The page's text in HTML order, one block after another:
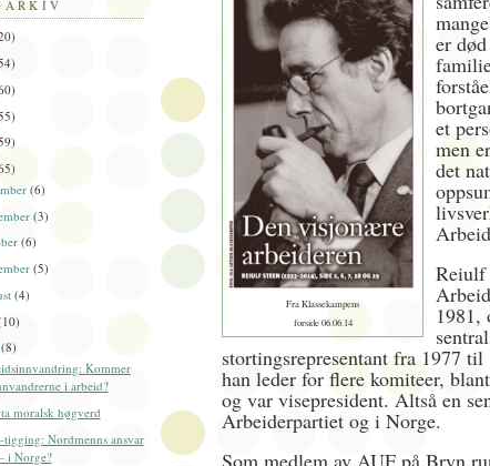
Fra Klassekampens
forside 06.06.14
er
et
men
det
Reiulf
1981,
stortingsrepresentant fra 1977
han leder for flere komiteer,
og var visepresident. Altså en
Arbeiderpartiet og i Norge.
Som medlem av AUF på Bryn
(6)
(3)
(6)
(5)
(4)
(8)
Kommer
i arbeid?
moralsk høgverd
tigging: Nordmenns ansvar
i Norge?